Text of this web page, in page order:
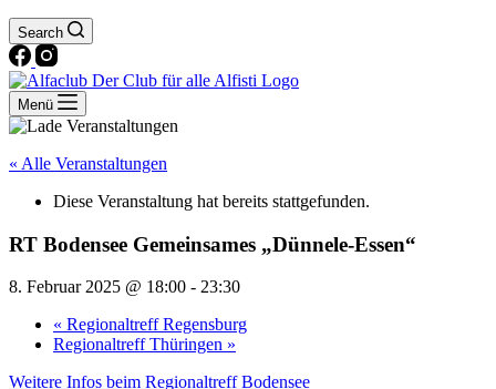
Search
Menü
« Alle Veranstaltungen
Diese Veranstaltung hat bereits stattgefunden.
RT Bodensee Gemeinsames „Dünnele-Essen“
8. Februar 2025 @ 18:00 - 23:30
« Regionaltreff Regensburg
Regionaltreff Thüringen »
Weitere Infos beim Regionaltreff Bodensee